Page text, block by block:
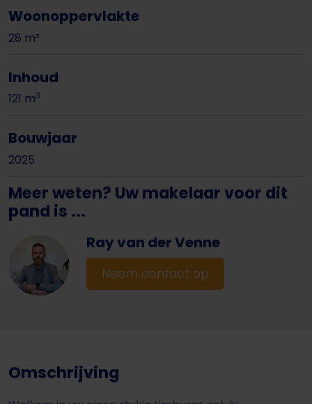
Woonoppervlakte
28 m²
Inhoud
121 m3
Bouwjaar
2025
Meer weten? Uw makelaar voor dit
pand is ...
Ray van der Venne
Neem contact op
Omschrijving